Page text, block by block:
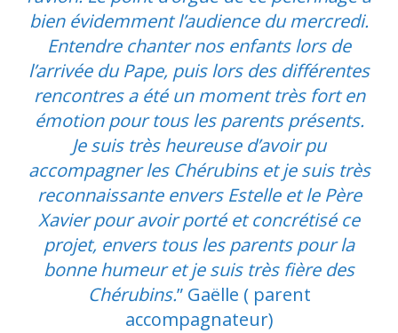
bien évidemment l’audience du mercredi.
Entendre chanter nos enfants lors de
l’arrivée du Pape, puis lors des différentes
rencontres a été un moment très fort en
émotion pour tous les parents présents.
Je suis très heureuse d’avoir pu
accompagner les Chérubins et je suis très
reconnaissante envers Estelle et le Père
Xavier pour avoir porté et concrétisé ce
projet, envers tous les parents pour la
bonne humeur et je suis très fière des
Chérubins.” Gaëlle ( parent
accompagnateur)